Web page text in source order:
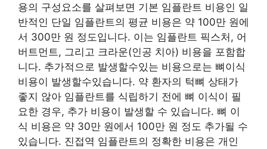
용의 구성요소를 살펴보면 기본 임플란트 비용인 일
반적인 단일 임플란트의 평균 비용은 약 100만 원에
서 300만 원 정도입니다. 이는 임플란트 픽스처, 어
버트먼트, 그리고 크라운(인공 치아) 비용을 포함합
니다. 추가적으로 발생할수있는 비용으로는 뼈이식
비용이 발생할수있습니다. 약 환자의 턱뼈 상태가
좋지 않아 임플란트를 식립하기 전에 뼈 이식이 필
요한 경우, 추가 비용이 발생할 수 있습니다. 뼈 이
식 비용은 약 30만 원에서 100만 원 정도 추가될 수
있습니다. 진접역 임플란트의 정확한 비용은 개인